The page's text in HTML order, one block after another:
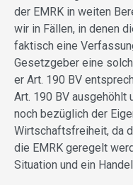
der EMRK in weiten
wir in Fällen, in denen
faktisch eine
Gesetzgeber eine
er Art. 190 BV
Art. 190 BV ausgehöhlt
noch bezüglich der
Wirtschaftsfreiheit, da
die EMRK geregelt
Situation und ein